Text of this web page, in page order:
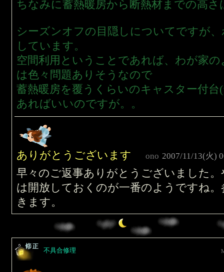
ちなみに蓄熱暖房から断熱材までの高
シーズンオフの目隠しについてですが
しています。
空間利用ということであれば、わが家
は色々問題ありそうなので
蓄熱暖房を覆うくらいのキャスター付
あればいいのですが。。
ありがとうございます ono 2007/11/13(火)
早々のご返事ありがとうございました
は開放しておくのが一番のようですね
きます。
不具合修理